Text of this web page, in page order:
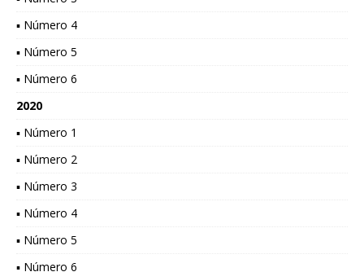
▪ Número 4
▪ Número 5
▪ Número 6
2020
▪ Número 1
▪ Número 2
▪ Número 3
▪ Número 4
▪ Número 5
▪ Número 6